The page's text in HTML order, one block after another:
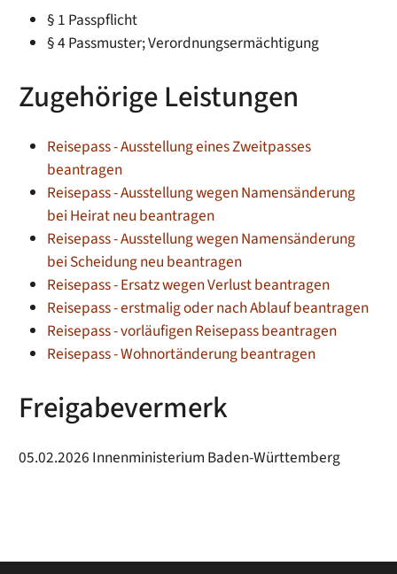
§ 1 Passpflicht
§ 4 Passmuster; Verordnungsermächtigung
Zugehörige Leistungen
Reisepass - Ausstellung eines Zweitpasses
beantragen
Reisepass - Ausstellung wegen Namensänderung
bei Heirat neu beantragen
Reisepass - Ausstellung wegen Namensänderung
bei Scheidung neu beantragen
Reisepass - Ersatz wegen Verlust beantragen
Reisepass - erstmalig oder nach Ablauf beantragen
Reisepass - vorläufigen Reisepass beantragen
Reisepass - Wohnortänderung beantragen
Freigabevermerk
05.02.2026 Innenministerium Baden-Württemberg